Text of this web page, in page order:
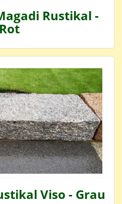
Rustikal -
Rot
Viso - Grau